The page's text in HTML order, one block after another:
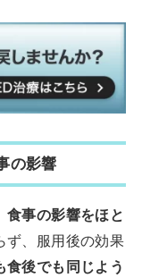
の影響
食事の影響をほと
ず、服用後の効果
食後でも同じよう